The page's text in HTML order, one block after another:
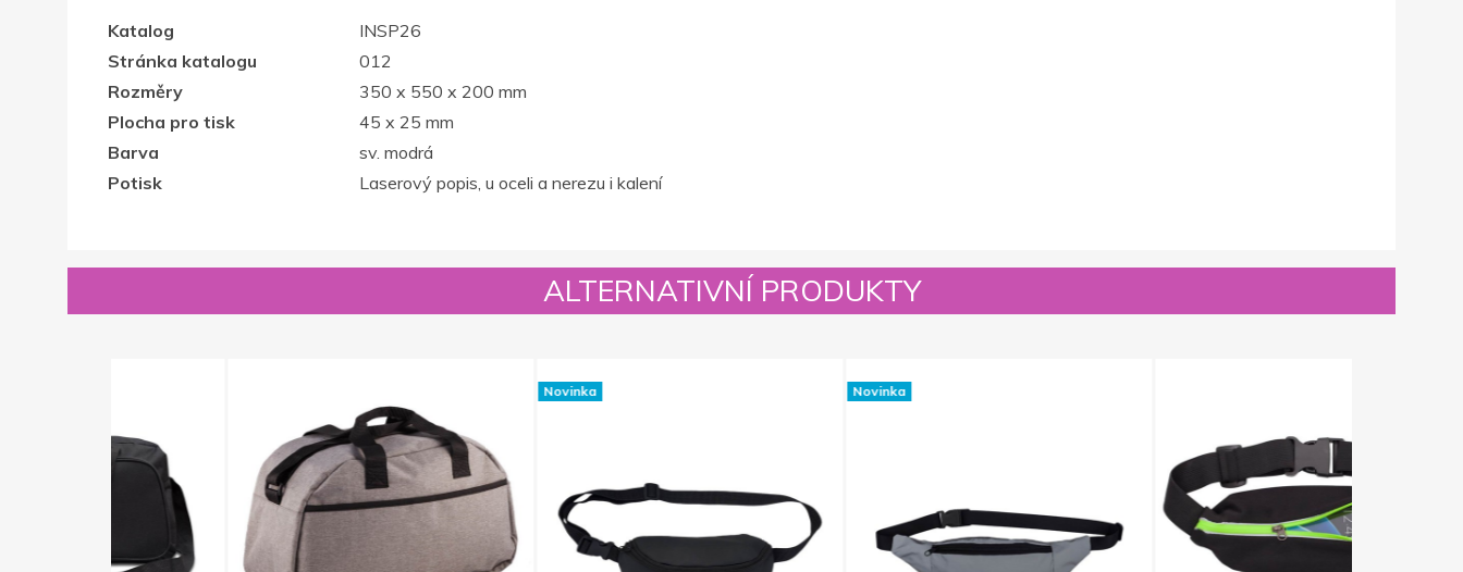
Katalog
INSP26
Stránka katalogu
012
Rozměry
350 x 550 x 200 mm
Plocha pro tisk
45 x 25 mm
Barva
sv. modrá
Potisk
Laserový popis, u oceli a nerezu i kalení
ALTERNATIVNÍ PRODUKTY